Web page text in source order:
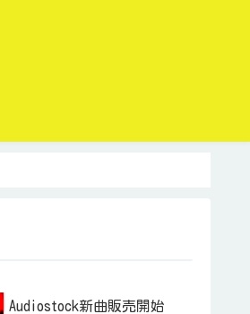
Audiostock新曲販売開始